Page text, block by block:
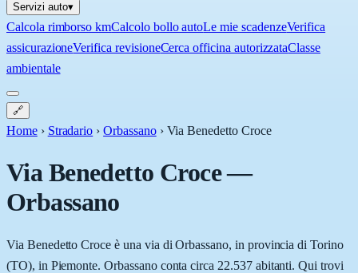
Servizi auto▾
Calcola rimborso kmCalcolo bollo autoLe mie scadenzeVerifica
assicurazioneVerifica revisioneCerca officina autorizzataClasse
ambientale
🔗
Home › Stradario › Orbassano › Via Benedetto Croce
Via Benedetto Croce—
Orbassano
Via Benedetto Croce è una via di Orbassano, in provincia di Torino
(TO), in Piemonte. Orbassano conta circa 22.537 abitanti. Qui trovi